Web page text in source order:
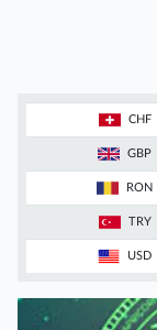
CHF
GBP
RON
TRY
USD